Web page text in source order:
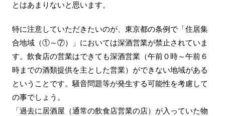
とはあまりないと思います。
特に注意していただきたいのが、東京都の条例で「住居集
合地域（①～⑦）」においては深酒営業が禁止されていま
す。飲食店の営業はできても深酒営業（午前０時～午前６
時までの酒類提供を主とした営業）ができない地域がある
ということです。騒音問題等が発生する可能性を考慮して
の事でしょう。
「過去に居酒屋（通常の飲食店営業の店）が入っていた物